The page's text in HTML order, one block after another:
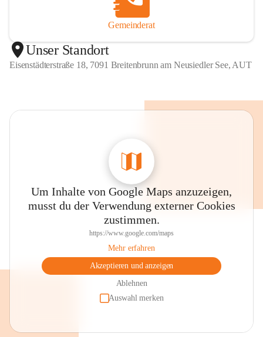
Gemeinderat
Unser Standort
Eisenstädterstraße 18, 7091 Breitenbrunn am Neusiedler See, AUT
Um Inhalte von Google Maps anzuzeigen,
musst du der Verwendung externer Cookies
zustimmen.
https://www.google.com/maps
Mehr erfahren
Akzeptieren und anzeigen
Ablehnen
Auswahl merken